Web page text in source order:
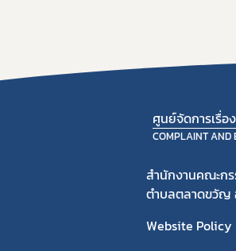
ศูนย์จัดการเรื่
COMPLAINT AND
สำนักงานคณะก
ตำบลตลาดขวัญ
Website Policy